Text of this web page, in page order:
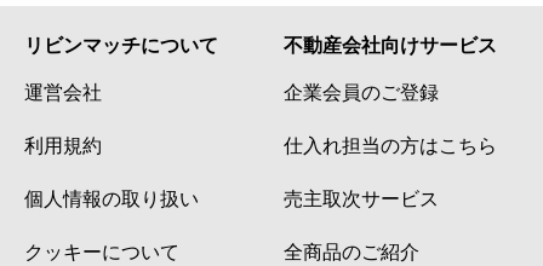
リビンマッチについて
運営会社
利用規約
個人情報の取り扱い
クッキーについて
不動産会社向けサービス
企業会員のご登録
仕入れ担当の方はこちら
売主取次サービス
全商品のご紹介